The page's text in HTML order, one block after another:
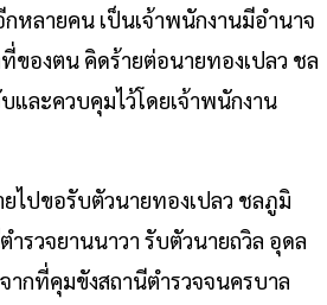
หลายคน เป็นเจ้าพนักงานมีอำนาจ
องตน คิดร้ายต่อนายทองเปลว ชล
ละควบคุมไว้โดยเจ้าพนักงาน
ไปขอรับตัวนายทองเปลว ชลภูมิ
รวจยานนาวา รับตัวนายถวิล อุดล
กที่คุมขังสถานีตำรวจจนครบาล